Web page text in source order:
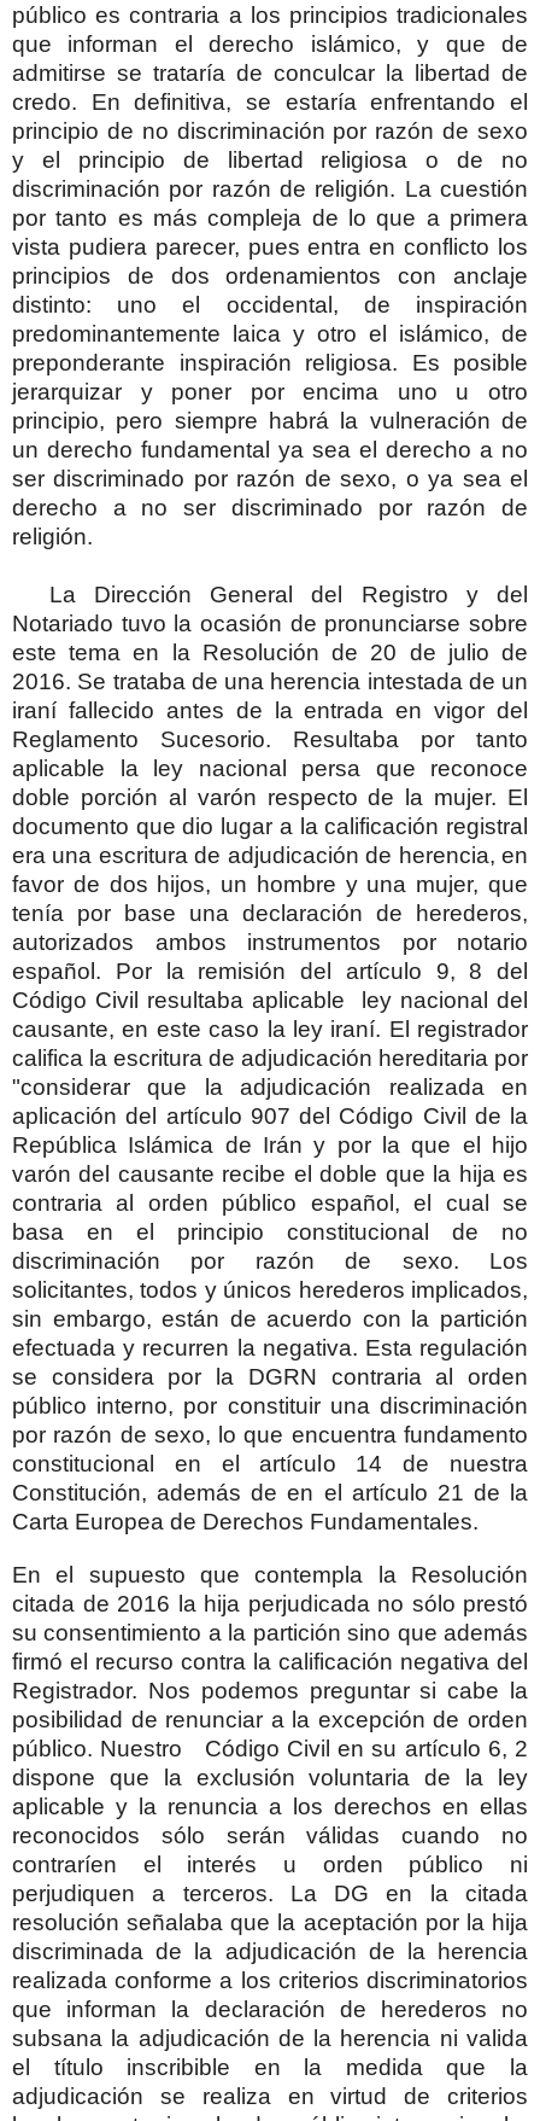
público es contraria a los principios tradicionales
que informan el derecho islámico, y que de
admitirse se trataría de conculcar la libertad de
credo. En definitiva, se estaría enfrentando el
principio de no discriminación por razón de sexo
y el principio de libertad religiosa o de no
discriminación por razón de religión. La cuestión
por tanto es más compleja de lo que a primera
vista pudiera parecer, pues entra en conflicto los
principios de dos ordenamientos con anclaje
distinto: uno el occidental, de inspiración
predominantemente laica y otro el islámico, de
preponderante inspiración religiosa. Es posible
jerarquizar y poner por encima uno u otro
principio, pero siempre habrá la vulneración de
un derecho fundamental ya sea el derecho a no
ser discriminado por razón de sexo, o ya sea el
derecho a no ser discriminado por razón de
religión.
La Dirección General del Registro y del
Notariado tuvo la ocasión de pronunciarse sobre
este tema en la Resolución de 20 de julio de
2016. Se trataba de una herencia intestada de un
iraní fallecido antes de la entrada en vigor del
Reglamento Sucesorio. Resultaba por tanto
aplicable la ley nacional persa que reconoce
doble porción al varón respecto de la mujer. El
documento que dio lugar a la calificación registral
era una escritura de adjudicación de herencia, en
favor de dos hijos, un hombre y una mujer, que
tenía por base una declaración de herederos,
autorizados ambos instrumentos por notario
español. Por la remisión del artículo 9, 8 del
Código Civil resultaba aplicable
ley nacional del
causante, en este caso la ley iraní. El registrador
califica la escritura de adjudicación hereditaria por
"considerar que la adjudicación realizada en
aplicación del artículo 907 del Código Civil de la
República Islámica de Irán y por la que el hijo
varón del causante recibe el doble que la hija es
contraria al orden público español, el cual se
basa en el principio constitucional de no
discriminación por razón de sexo. Los
solicitantes, todos y únicos herederos implicados,
sin embargo, están de acuerdo con la partición
efectuada y recurren la negativa. Esta regulación
se considera por la DGRN contraria al orden
público interno, por constituir una discriminación
por razón de sexo, lo que encuentra fundamento
constitucional en el artículo 14 de nuestra
Constitución, además de en el artículo 21 de la
Carta Europea de Derechos Fundamentales.
En el supuesto que contempla la Resolución
citada de 2016 la hija perjudicada no sólo prestó
su consentimiento a la partición sino que además
firmó el recurso contra la calificación negativa del
Registrador. Nos podemos preguntar si cabe la
posibilidad de renunciar a la excepción de orden
público. Nuestro
Código Civil en su artículo 6, 2
dispone que la exclusión voluntaria de la ley
aplicable y la renuncia a los derechos en ellas
reconocidos sólo serán válidas cuando no
contraríen el interés u orden público ni
perjudiquen a terceros. La DG en la citada
resolución señalaba que la aceptación por la hija
discriminada de la adjudicación de la herencia
realizada conforme a los criterios discriminatorios
que informan la declaración de herederos no
subsana la adjudicación de la herencia ni valida
el título inscribible en la medida que la
adjudicación se realiza en virtud de criterios